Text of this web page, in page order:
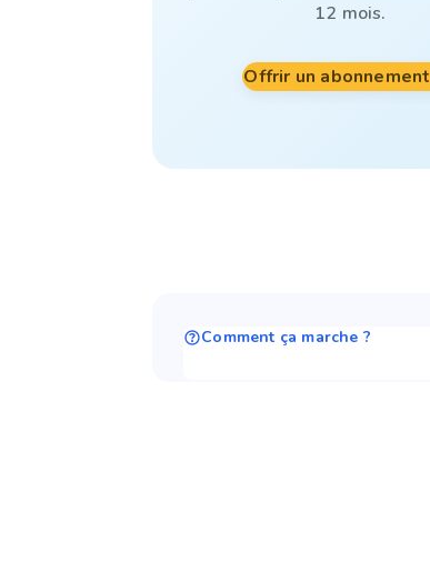
12 mois.
Offrir un abonnement
Comment ça marche ?